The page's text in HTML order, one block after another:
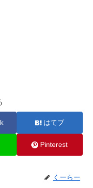
はてブ
Pinterest
くーらー